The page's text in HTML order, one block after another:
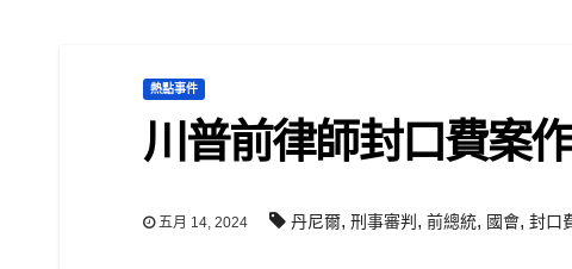
熱點事件
川普前律師封口費案
五月 14, 2024 丹尼爾, 刑事審判 , 前總統, 國會, 封口